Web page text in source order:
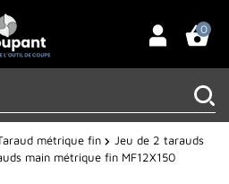
0
métrique fin
Jeu de 2 tarauds
main métrique fin MF12X150